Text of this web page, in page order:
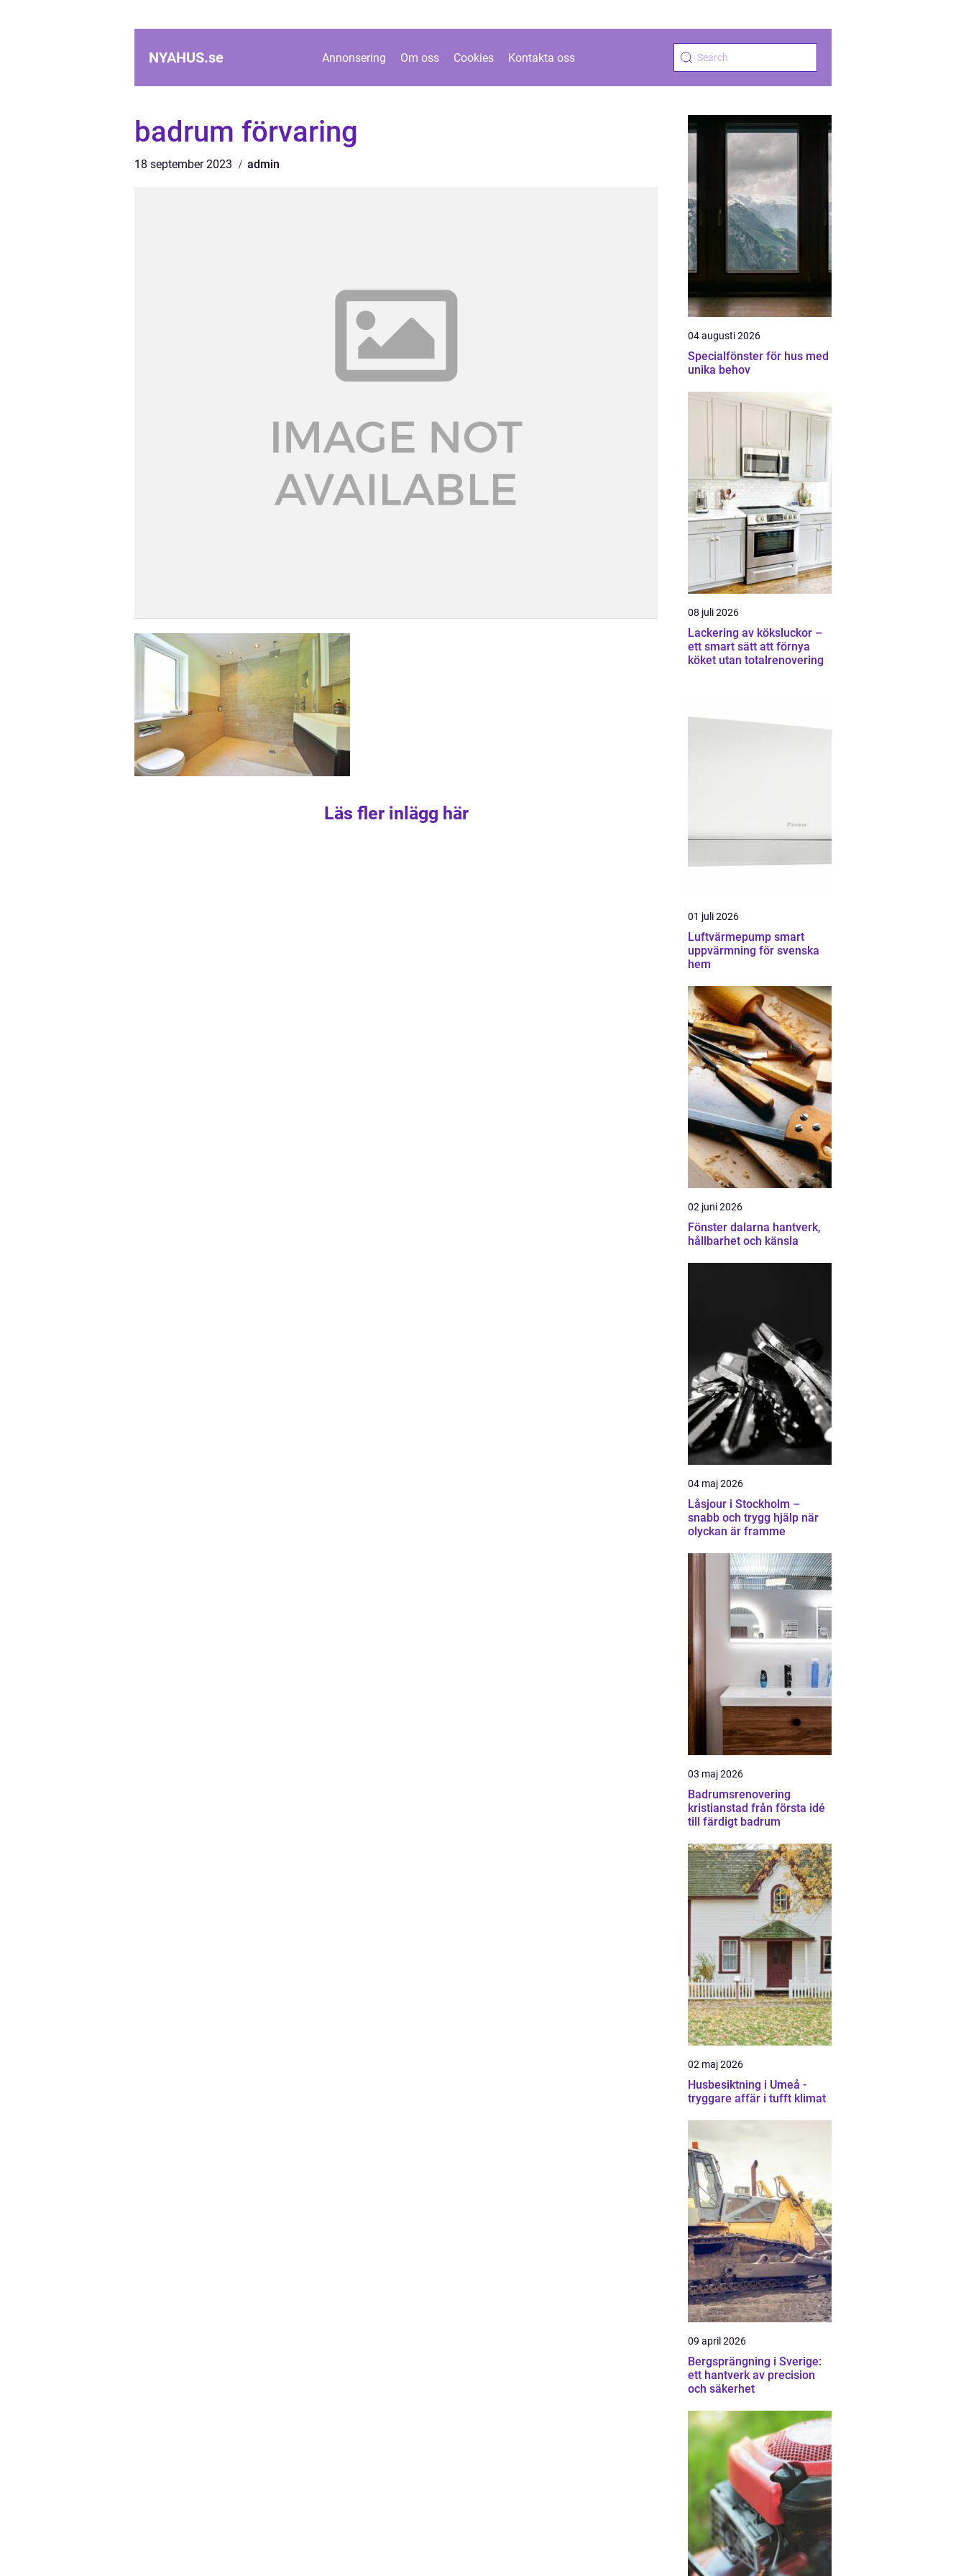
NYAHUS.se Annonsering Om oss Cookies Kontakta oss
badrum förvaring
18 september 2023 admin
Läs fler inlägg här
04 augusti 2026
Specialfönster för hus med
unika behov
08 juli 2026
Lackering av köksluckor –
ett smart sätt att förnya
köket utan totalrenovering
01 juli 2026
Luftvärmepump smart
uppvärmning för svenska
hem
02 juni 2026
Fönster dalarna hantverk,
hållbarhet och känsla
04 maj 2026
Låsjour i Stockholm –
snabb och trygg hjälp när
olyckan är framme
03 maj 2026
Badrumsrenovering
kristianstad från första idé
till färdigt badrum
02 maj 2026
Husbesiktning i Umeå -
tryggare affär i tufft klimat
09 april 2026
Bergsprängning i Sverige:
ett hantverk av precision
och säkerhet